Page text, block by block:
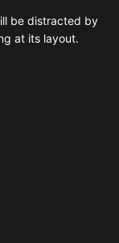
be distracted by
at its layout.